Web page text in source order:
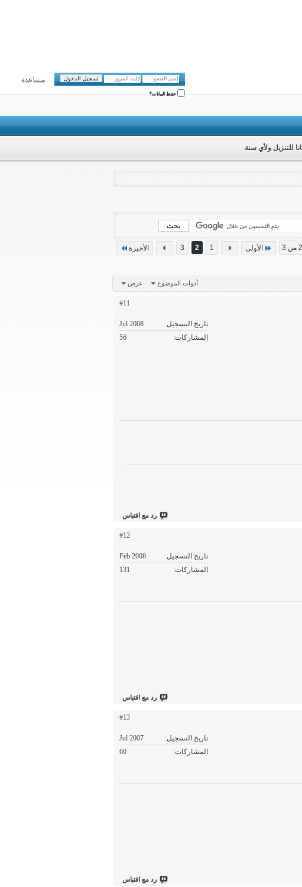
مساعدة
حفظ البيانات؟
الأولى 1
2
3 الأخيرة
أدوات الموضوع عرض
#11
تاريخ التسجيل
Jul 2008
المشاركات
56
رد مع اقتباس
#12
تاريخ التسجيل
Feb 2008
المشاركات
131
رد مع اقتباس
#13
تاريخ التسجيل
Jul 2007
المشاركات
60
رد مع اقتباس